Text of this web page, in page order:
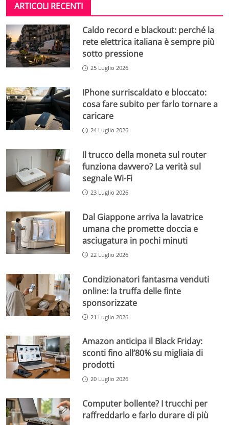
ARTICOLI RECENTI
Caldo record e blackout: perché la
rete elettrica italiana è sempre più
sotto pressione
25 Luglio 2026
IPhone surriscaldato e bloccato:
cosa fare subito per farlo tornare a
caricare
24 Luglio 2026
Il trucco della moneta sul router
funziona davvero? La verità sul
segnale Wi-Fi
23 Luglio 2026
Dal Giappone arriva la lavatrice
umana che promette doccia e
asciugatura in pochi minuti
22 Luglio 2026
Condizionatori fantasma venduti
online: la truffa delle finte
sponsorizzate
21 Luglio 2026
Amazon anticipa il Black Friday:
sconti fino all’80% su migliaia di
prodotti
20 Luglio 2026
Computer bollente? I trucchi per
raffreddarlo e farlo durare di più